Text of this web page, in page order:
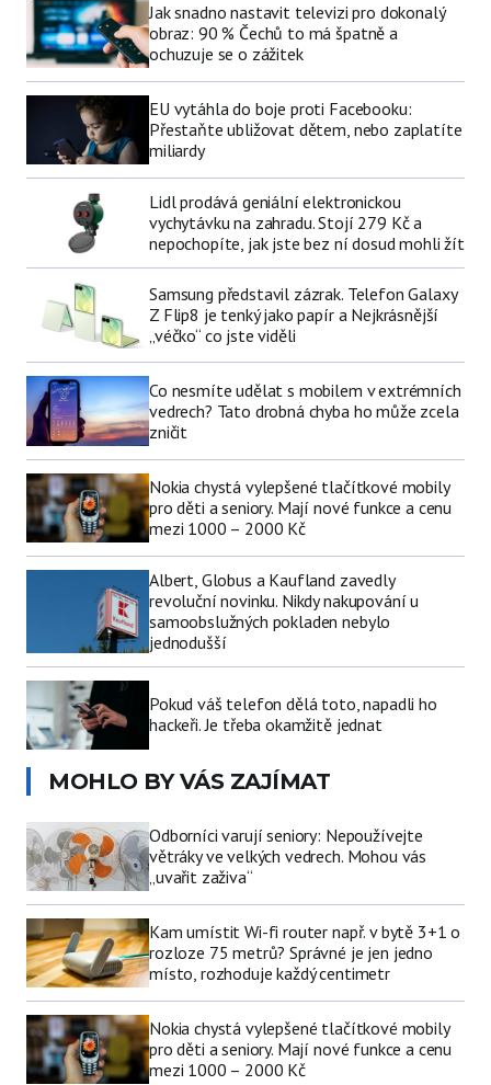
Jak snadno nastavit televizi pro dokonalý
obraz: 90 % Čechů to má špatně a
ochuzuje se o zážitek
EU vytáhla do boje proti Facebooku:
Přestaňte ubližovat dětem, nebo zaplatíte
miliardy
Lidl prodává geniální elektronickou
vychytávku na zahradu. Stojí 279 Kč a
nepochopíte, jak jste bez ní dosud mohli žít
Samsung představil zázrak. Telefon Galaxy
Z Flip8 je tenký jako papír a Nejkrásnější
„véčko“ co jste viděli
Co nesmíte udělat s mobilem v extrémních
vedrech? Tato drobná chyba ho může zcela
zničit
Nokia chystá vylepšené tlačítkové mobily
pro děti a seniory. Mají nové funkce a cenu
mezi 1000 – 2000 Kč
Albert, Globus a Kaufland zavedly
revoluční novinku. Nikdy nakupování u
samoobslužných pokladen nebylo
jednodušší
Pokud váš telefon dělá toto, napadli ho
hackeři. Je třeba okamžitě jednat
MOHLO BY VÁS ZAJÍMAT
Odborníci varují seniory: Nepoužívejte
větráky ve velkých vedrech. Mohou vás
„uvařit zaživa“
Kam umístit Wi-fi router např. v bytě 3+1 o
rozloze 75 metrů? Správné je jen jedno
místo, rozhoduje každý centimetr
Nokia chystá vylepšené tlačítkové mobily
pro děti a seniory. Mají nové funkce a cenu
mezi 1000 – 2000 Kč